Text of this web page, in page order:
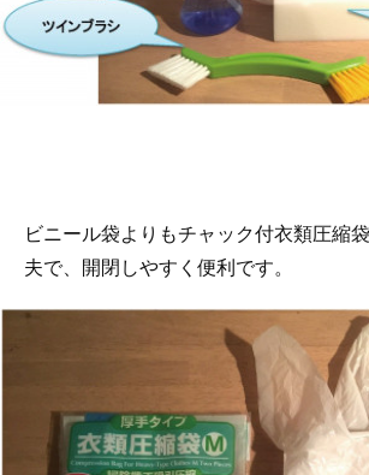
ビニール袋よりもチャック付衣類圧縮
夫で、開閉しやすく便利です。